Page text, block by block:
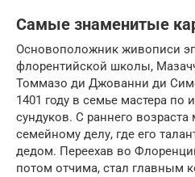
Самые знаменитые
Основоположник живописи
флорентийской школы,
Томмазо ди Джованни ди
1401 году в семье мастера по
сундуков. С раннего
семейному делу, где его
дедом. Переехав во
потом отчима, стал главным